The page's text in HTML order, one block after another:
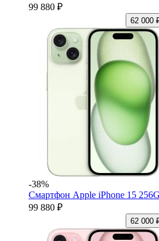
99 880 ₽
62 000
-38%
Смартфон Apple iPhone 15
99 880 ₽
62 000